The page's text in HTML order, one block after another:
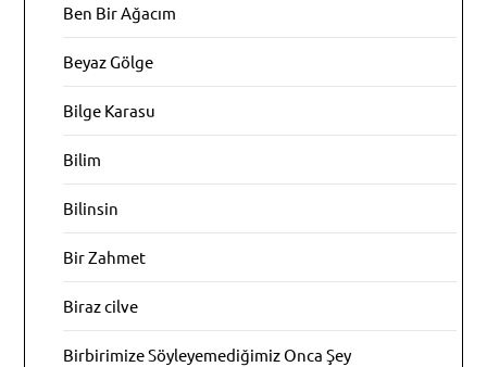
Ben Bir Ağacım
Beyaz Gölge
Bilge Karasu
Bilim
Bilinsin
Bir Zahmet
Biraz cilve
Birbirimize Söyleyemediğimiz Onca Şey